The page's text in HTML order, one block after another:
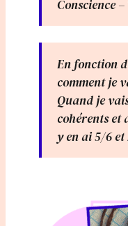
Conscience
En fonction
comment je
Quand je
cohérents et
y en ai 5/6